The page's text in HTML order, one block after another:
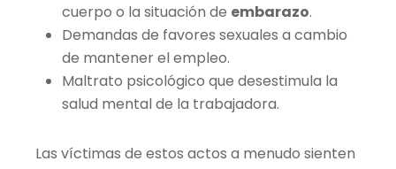
cuerpo o la situación de embarazo.
Demandas de favores sexuales a cambio
de mantener el empleo.
Maltrato psicológico que desestimula la
salud mental de la trabajadora.
Las víctimas de estos actos a menudo sienten